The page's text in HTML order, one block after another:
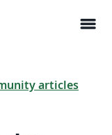
menu
articles